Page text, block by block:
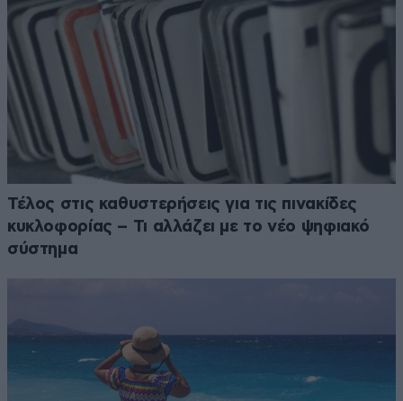
Τέλος στις καθυστερήσεις για τις πινακίδες
κυκλοφορίας – Τι αλλάζει με το νέο ψηφιακό
σύστημα